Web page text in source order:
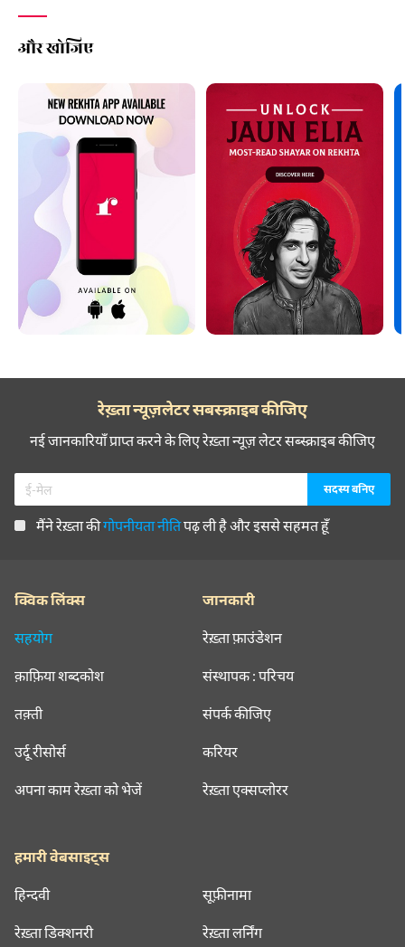
और खोजिए
रेख़्ता न्यूज़लेटर सबस्क्राइब कीजिए
नई जानकारियाँ प्राप्त करने के लिए रेख़्ता न्यूज़ लेटर सब्स्क्राइब कीजिए
मैंने रेख़्ता कीगोपनीयता नीतिपढ़ ली है और इससे सहमत हूँ
क्विक लिंक्स
सहयोग
क़ाफ़िया शब्दकोश
तक़्ती
उर्दू रीसोर्स
अपना काम रेख़्ता को भेजें
जानकारी
रेख़्ता फ़ाउंडेशन
संस्थापक : परिचय
संपर्क कीजिए
करियर
रेख़्ता एक्सप्लोरर
हमारी वेबसाइट्स
हिन्दवी सूफ़ीनामा
रेख़्ता डिक्शनरी रेख़्ता लर्निंग